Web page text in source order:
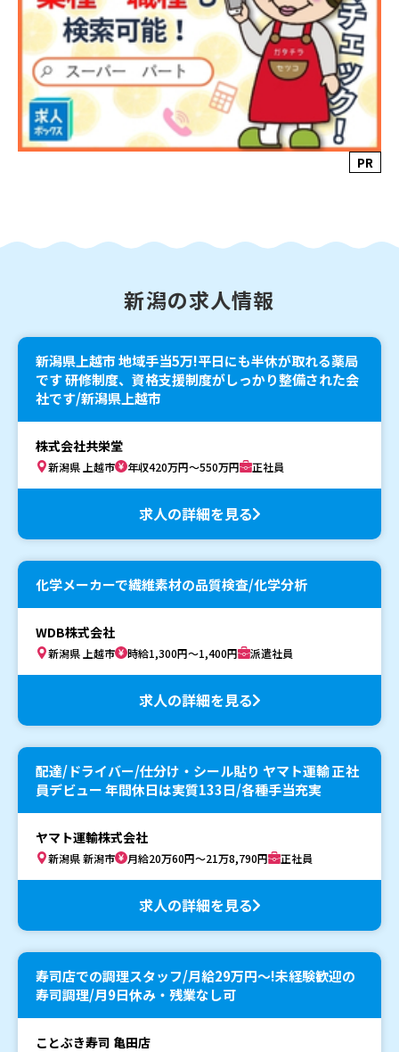
PR
新潟の求人情報
新潟県上越市 地域手当5万!平日にも半休が取れる薬局
です 研修制度、資格支援制度がしっかり整備された会
社です/新潟県上越市
株式会社共栄堂
新潟県 上越市 年収420万円～550万円 正社員
求人の詳細を見る
化学メーカーで繊維素材の品質検査/化学分析
WDB株式会社
新潟県 上越市 時給1,300円～1,400円 派遣社員
求人の詳細を見る
配達/ドライバー/仕分け・シール貼り ヤマト運輸 正社
員デビュー 年間休日は実質133日/各種手当充実
ヤマト運輸株式会社
新潟県 新潟市 月給20万60円～21万8,790円 正社員
求人の詳細を見る
寿司店での調理スタッフ/月給29万円〜!未経験歓迎の
寿司調理/月9日休み・残業なし可
ことぶき寿司 亀田店